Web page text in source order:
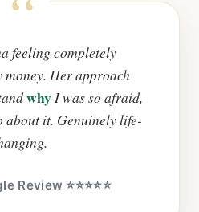
feeling completely
money. Her approach
whyI was so afraid,
about it. Genuinely life-
Review ⭐⭐⭐⭐⭐